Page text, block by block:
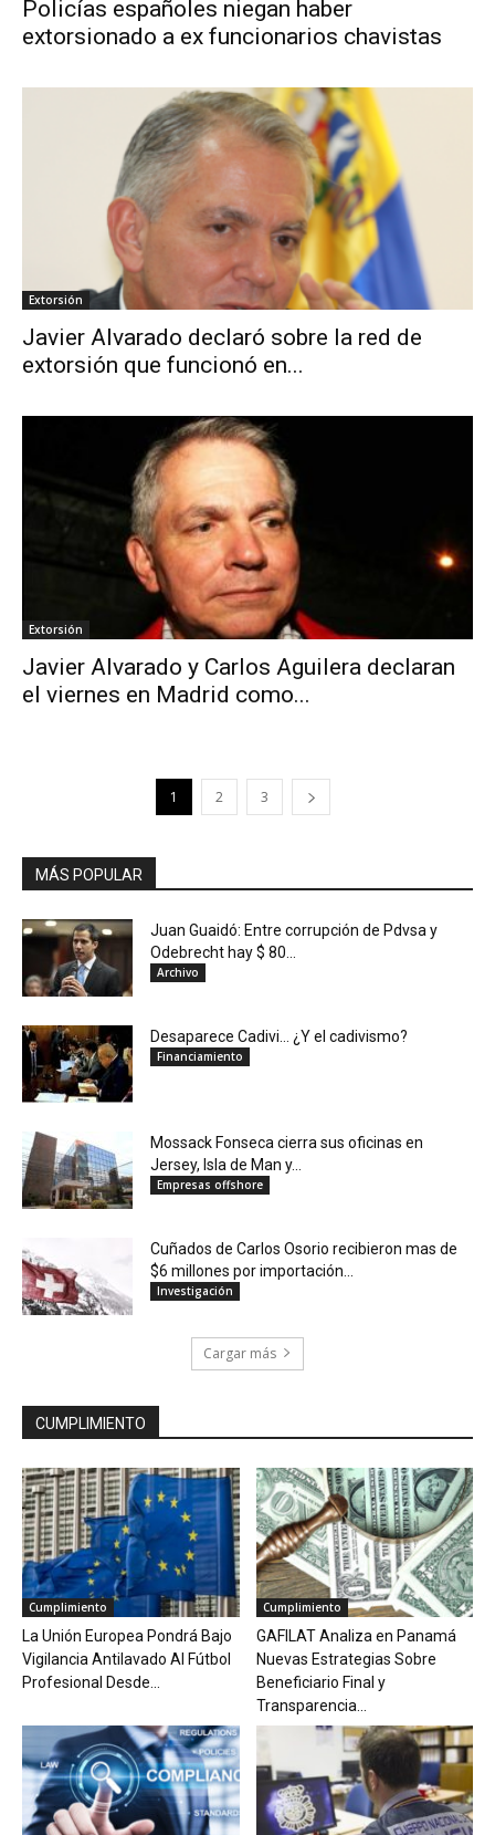
Policías españoles niegan haber
extorsionado a ex funcionarios chavistas
Extorsión
Javier Alvarado declaró sobre la red de
extorsión que funcionó en...
Extorsión
Javier Alvarado y Carlos Aguilera declaran
el viernes en Madrid como...
1 2 3
MÁS POPULAR
Juan Guaidó: Entre corrupción de Pdvsa y
Odebrecht hay $ 80...
Archivo
Desaparece Cadivi… ¿Y el cadivismo?
Financiamiento
Mossack Fonseca cierra sus oficinas en
Jersey, Isla de Man y...
Empresas offshore
Cuñados de Carlos Osorio recibieron mas de
$6 millones por importación...
Investigación
Cargar más
CUMPLIMIENTO
Cumplimiento
La Unión Europea Pondrá Bajo
Vigilancia Antilavado Al Fútbol
Profesional Desde...
Cumplimiento
GAFILAT Analiza en Panamá
Nuevas Estrategias Sobre
Beneficiario Final y
Transparencia...